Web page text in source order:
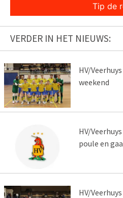
Tip de
VERDER IN HET NIEUWS:
HV/
weekend
HV/
poule en
HV/